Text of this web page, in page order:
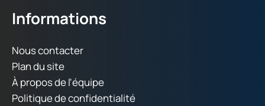
Informations
Nous contacter
Plan du site
À propos de l'équipe
Politique de confidentialité